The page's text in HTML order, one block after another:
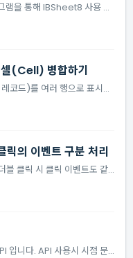
Visual Studio Code의 확장 프로그램을 통해 IBSheet8 사용 편의성을 제공 드리고 있습니다. 마켓플레이스에서 다운 받으실 수 있습니다. 편의성 기능을 제공하는 언어 및 확장자 정보입니다. (지원하는 확장자 파일에서만 사용 가능합니다.) ...
(Cell) 병합하기
IBSheet8 에서 하나의 데이터(혹은 레코드)를 여러 행으로 표시하는 기능을 멀티레코드(MultiRecord)라고 합니다. 이러한 멀티레코드(MultiRecord)기능을 사용할 때, IBSheet8의 셀(Cell)을 병합하는 방법을 알아봅니다. 멀티레코드(M...
의 이벤트 구분 처리
일반적으로 웹(javascript)에서는 더블 클릭 시 클릭 이벤트도 같이 발생합니다. IBSheet8에서도 onDblClick 와 onClick 이벤트를 같이 선언하는 경우, 더블 클릭 시 onClick 이벤트도 발생하게 됩니다. 더블 클릭 시 onClick 이...
다음은 비동기 동작을 가지고 있는 API 입니다. API 사용시 시점 문제가 일어나지 않도록 주의해주세요. API 설명 API return 유무 Callback 이벤트 유무 doFilter - O doSort SearchMode:...